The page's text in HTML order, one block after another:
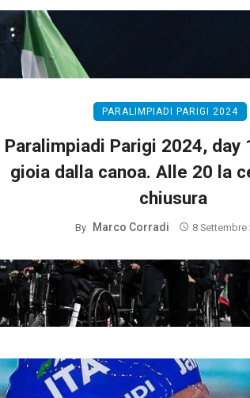
PARALIMPIADI PARIGI 2024
Paralimpiadi Parigi 2024, day
gioia dalla canoa. Alle 20 la
chiusura
By Marco Corradi 8 Settembre